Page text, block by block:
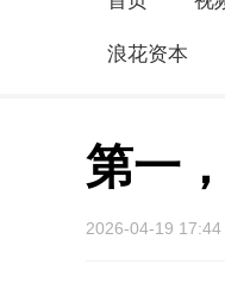
浪花资本
第一
2026-04-19 17:44